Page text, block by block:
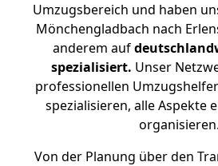
Umzugsbereich und haben
Mönchengladbach nach
anderem auf
spezialisiert. Unser
professionellen
spezialisieren, alle Aspekte
organisieren.
Von der Planung über den